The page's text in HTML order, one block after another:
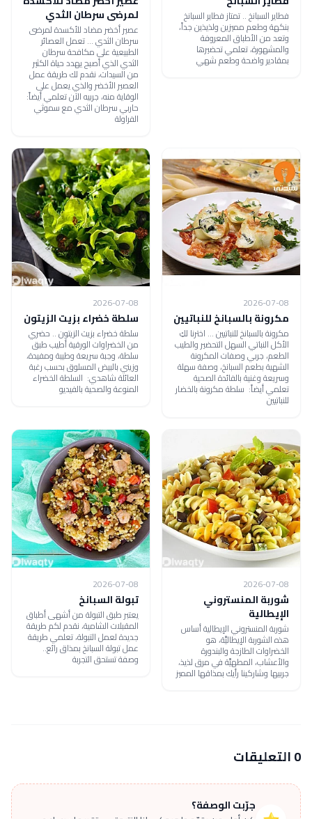
فطاير السبانخ .. تمتاز فطاير السبانخ
بنكهة وطعم مميزين ولذيذين جداً،
وتعد من الأطباق المعروفة
والمشهورة، تعلمي تحضيرها
بمقادير واضحة وطعم شهي
لمرضى سرطان الثدي
عصير أخضر مضاد للأكسدة لمرضى
سرطان الثدي ... تعمل العصائر
الطبيعية على مكافحة سرطان
الثدي الذي أصبح يهدد حياة الكثير
من السيدات، نقدم لك طريقة عمل
العصير الأخضر والذي يعمل على
الوقاية منه، جربيه الآن تعلمي أيضاً:
حاربي سرطان الثدي مع سموثي
الفراولة
2026-07-08
مكرونة بالسبانخ للنباتيين
مكرونة بالسبانخ للنباتيين ... اخترنا لكِ
الأكل النباتي السهل التحضير والطيب
الطعم، جربي وصفات المكرونة
الشهية بطعم السبانخ، وصفة سهلة
وسريعة وغنية بالفائدة الصحية
تعلمي أيضاً: سلطة مكرونة بالخضار
للنباتيين
2026-07-08
سلطة خضراء بزيت الزيتون
سلطة خضراء بزيت الزيتون .. حضري
من الخضراوات الورقية أطيب طبق
سلطة، وجبة سريعة وطيبة ومفيدة،
وزيني بالبيض المسلوق بحسب رغبة
العائلة شاهدي: السلطة الخضراء
المنوعة والصحية بالفيديو
2026-07-08
شوربة المنستروني
الإيطالية
شوربة المنستروني الإيطالية أساس
هذه الشوربة الإيطاليَّة، هو
الخضراوات الطازجة والبندورة
والأعشاب، المطهيَّة في مرق لذيذ،
جربيها وشاركينا رأيك بمذاقها المميز
2026-07-08
تبولة السبانخ
يعتبر طبق التبولة من أشهى أطباق
المقبلات الشامية، نقدم لكم طريقة
جديدة لعمل التبولة، تعلمي طريقة
عمل تبولة السبانخ بمذاق رائع..
وصفة تستحق التجربة
0 التعليقات
جرّبت الوصفة؟